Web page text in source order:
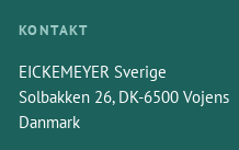
KONTAKT
EICKEMEYER Sverige
Solbakken 26, DK-6500 Vojens
Danmark